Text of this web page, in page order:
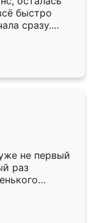
быстро
сразу.
подошёл к
Собрали
даже
не первый
раз
второй раз
очень